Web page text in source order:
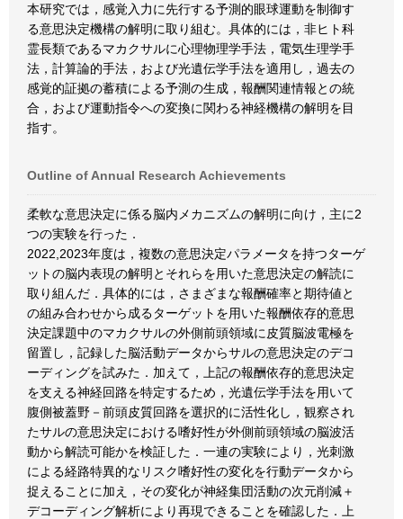
本研究では，感覚入力に先行する予測的眼球運動を制御す
る意思決定機構の解明に取り組む。具体的には，非ヒト科
霊長類であるマカクサルに心理物理学手法，電気生理学手
法，計算論的手法，および光遺伝学手法を適用し，過去の
感覚的証拠の蓄積による予測の生成，報酬関連情報との統
合，および運動指令への変換に関わる神経機構の解明を目
指す。
Outline of Annual Research Achievements
柔軟な意思決定に係る脳内メカニズムの解明に向け，主に2
つの実験を行った．
2022,2023年度は，複数の意思決定パラメータを持つターゲ
ットの脳内表現の解明とそれらを用いた意思決定の解読に
取り組んだ．具体的には，さまざまな報酬確率と期待値と
の組み合わせから成るターゲットを用いた報酬依存的意思
決定課題中のマカクサルの外側前頭領域に皮質脳波電極を
留置し，記録した脳活動データからサルの意思決定のデコ
ーディングを試みた．加えて，上記の報酬依存的意思決定
を支える神経回路を特定するため，光遺伝学手法を用いて
腹側被蓋野－前頭皮質回路を選択的に活性化し，観察され
たサルの意思決定における嗜好性が外側前頭領域の脳波活
動から解読可能かを検証した．一連の実験により，光刺激
による経路特異的なリスク嗜好性の変化を行動データから
捉えることに加え，その変化が神経集団活動の次元削減＋
デコーディング解析により再現できることを確認した．上